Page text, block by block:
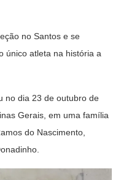
no Santos e se
único atleta na história a
no dia 23 de outubro de
Gerais, em uma família
do Nascimento,